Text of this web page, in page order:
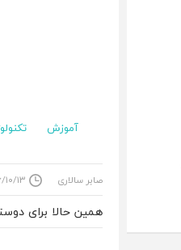
آموزش
صابر سالاری ۱۳۹۶/۱۰/
همین حالا برای